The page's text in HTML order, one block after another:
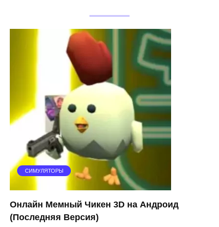
СИМУЛЯТОРЫ
Онлайн Мемный Чикен 3D на Андроид
(Последняя Версия)